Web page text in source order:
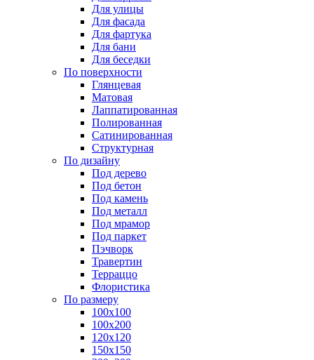
Для улицы
Для фасада
Для фартука
Для бани
Для беседки
По поверхности
Глянцевая
Матовая
Лаппатированная
Полированная
Сатинированная
Структурная
По дизайну
Под дерево
Под бетон
Под камень
Под металл
Под мрамор
Под паркет
Пэчворк
Травертин
Терраццо
Флористика
По размеру
100х100
100х200
120х120
150х150